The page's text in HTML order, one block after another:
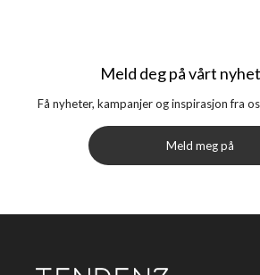
Meld deg på vårt
Få nyheter, kampanjer og inspirasjon fra
Meld meg på